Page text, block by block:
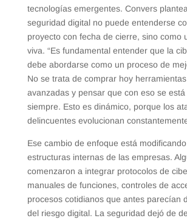
tecnologías emergentes. Convers
seguridad digital no puede entenderse
proyecto con fecha de cierre, sino como
viva. “Es fundamental entender que la
debe abordarse como un proceso de
No se trata de comprar hoy
avanzadas y pensar que con eso se
siempre. Esto es dinámico, porque los
delincuentes evolucionan
Ese cambio de enfoque está
estructuras internas de las empresas.
comenzaron a integrar protocolos de
manuales de funciones, controles de
procesos cotidianos que antes parecían
del riesgo digital. La seguridad dejó de